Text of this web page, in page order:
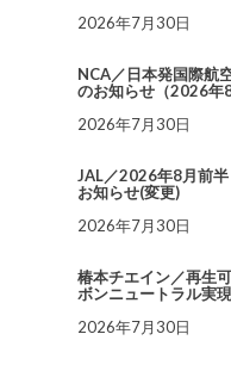
2026年7月30日
NCA／日本発国際航
のお知らせ（2026年
2026年7月30日
JAL／2026年8月前
お知らせ(変更)
2026年7月30日
椿本チエイン／再生
ボンニュートラル実
2026年7月30日